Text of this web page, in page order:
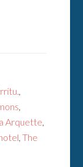
,
,
Arquette,
,The